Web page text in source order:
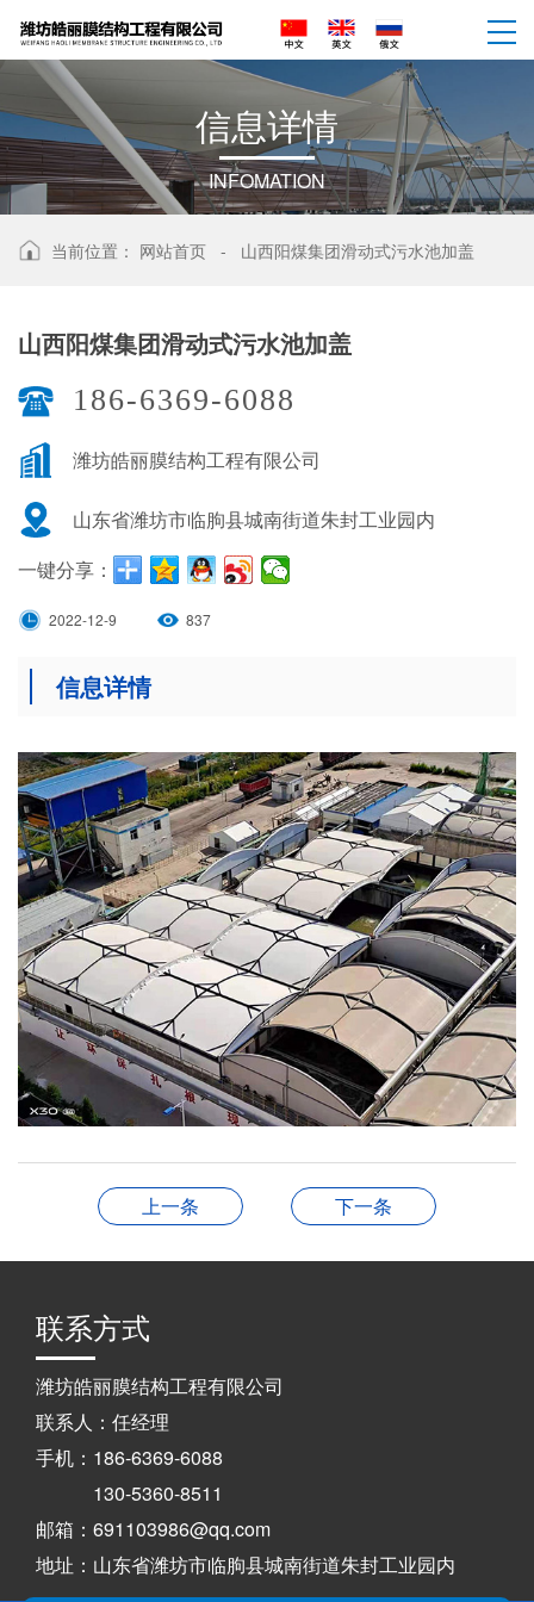
信息详情
INFOMATION
当前位置： 网站首页 - 山西阳煤集团滑动式污水池加盖
山西阳煤集团滑动式污水池加盖
186-6369-6088
潍坊皓丽膜结构工程有限公司
山东省潍坊市临朐县城南街道朱封工业园内
一键分享：
2022-12-9 837
信息详情
上一条 下一条
联系方式
潍坊皓丽膜结构工程有限公司
联系人：任经理
手机：186-6369-6088
130-5360-8511
邮箱：691103986@qq.com
地址：山东省潍坊市临朐县城南街道朱封工业园内